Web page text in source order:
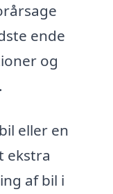
ende
og
eller en
ekstra
af bil i